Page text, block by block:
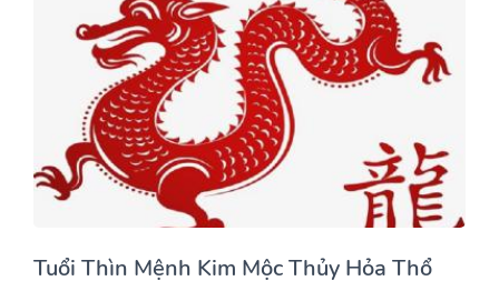
Tuổi Thìn Mệnh Kim Mộc Thủy Hỏa Thổ